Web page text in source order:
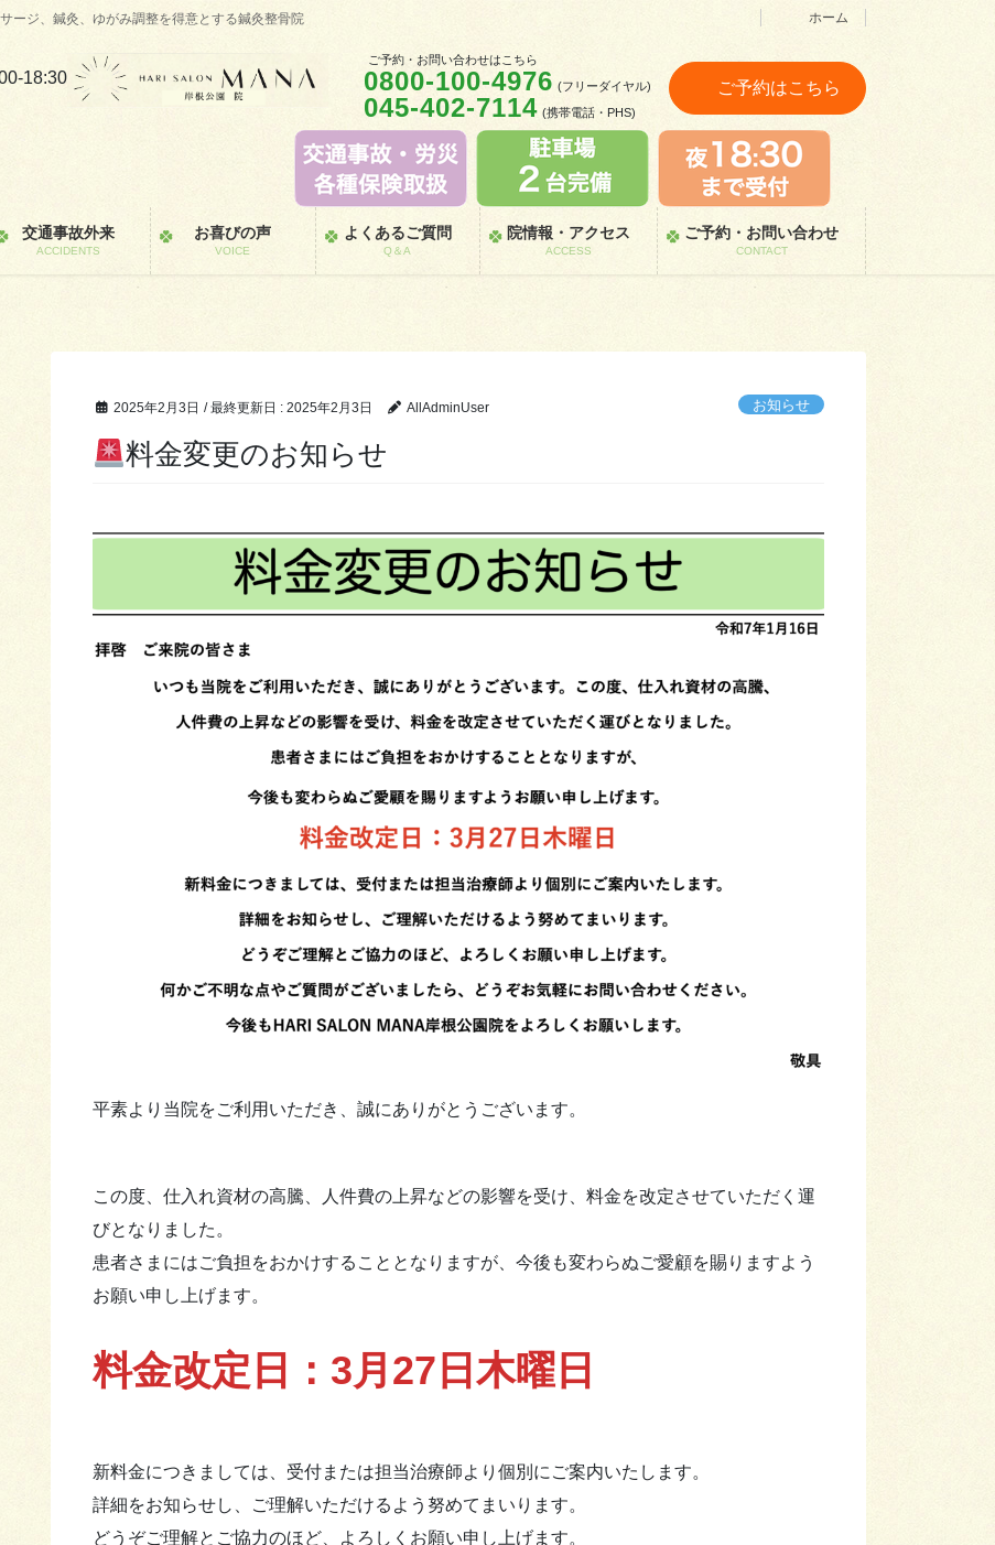
ージ、鍼灸、ゆがみ調整を得意とする鍼灸整骨院 ホーム
ご予約・お問い合わせはこちら
0800-100-4976 (フリーダイヤル)
045-402-7114 (携帯電話・PHS)
ご予約はこちら
18:30
交通事故外来
ACCIDENTS
お喜びの声
VOICE
よくあるご質問
Q＆A
院情報・アクセス
ACCESS
ご予約・お問い合わせ
CONTACT
2025年2月3日 / 最終更新日 :2025年2月3日 AllAdminUser お知らせ
料金変更のお知らせ
平素より当院をご利用いただき、誠にありがとうございます。
この度、仕入れ資材の高騰、人件費の上昇などの影響を受け、料金を改定させていただく運
びとなりました。
患者さまにはご負担をおかけすることとなりますが、今後も変わらぬご愛顧を賜りますよう
お願い申し上げます。
料金改定日：3月27日木曜日
新料金につきましては、受付または担当治療師より個別にご案内いたします。
詳細をお知らせし、ご理解いただけるよう努めてまいります。
どうぞご理解とご協力のほど、よろしくお願い申し上げます。